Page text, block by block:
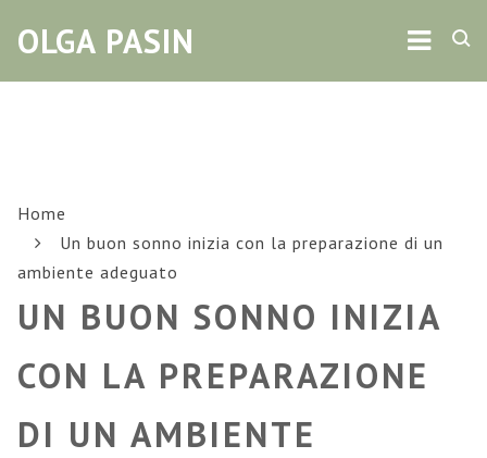
OLGA PASIN
Home
Un buon sonno inizia con la preparazione di un
ambiente adeguato
UN BUON SONNO INIZIA
CON LA PREPARAZIONE
DI UN AMBIENTE